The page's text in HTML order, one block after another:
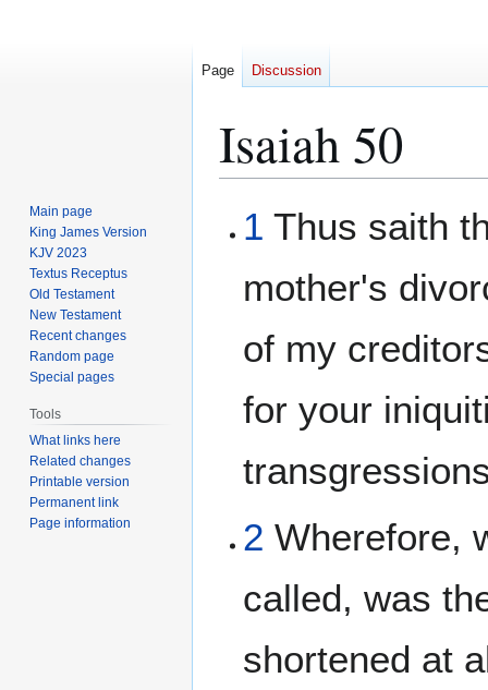
Isaiah 50
toto
1 Thus saith
mother's
of my
for your
2 Wherefore,
called, was
shortened at
Page Discussion
Main page
King James Version
KJV 2023
Textus Receptus
Old Testament
New Testament
Recent changes
Random page
Special pages
Tools
What links here
Related changes
Printable version
Permanent link
Page information